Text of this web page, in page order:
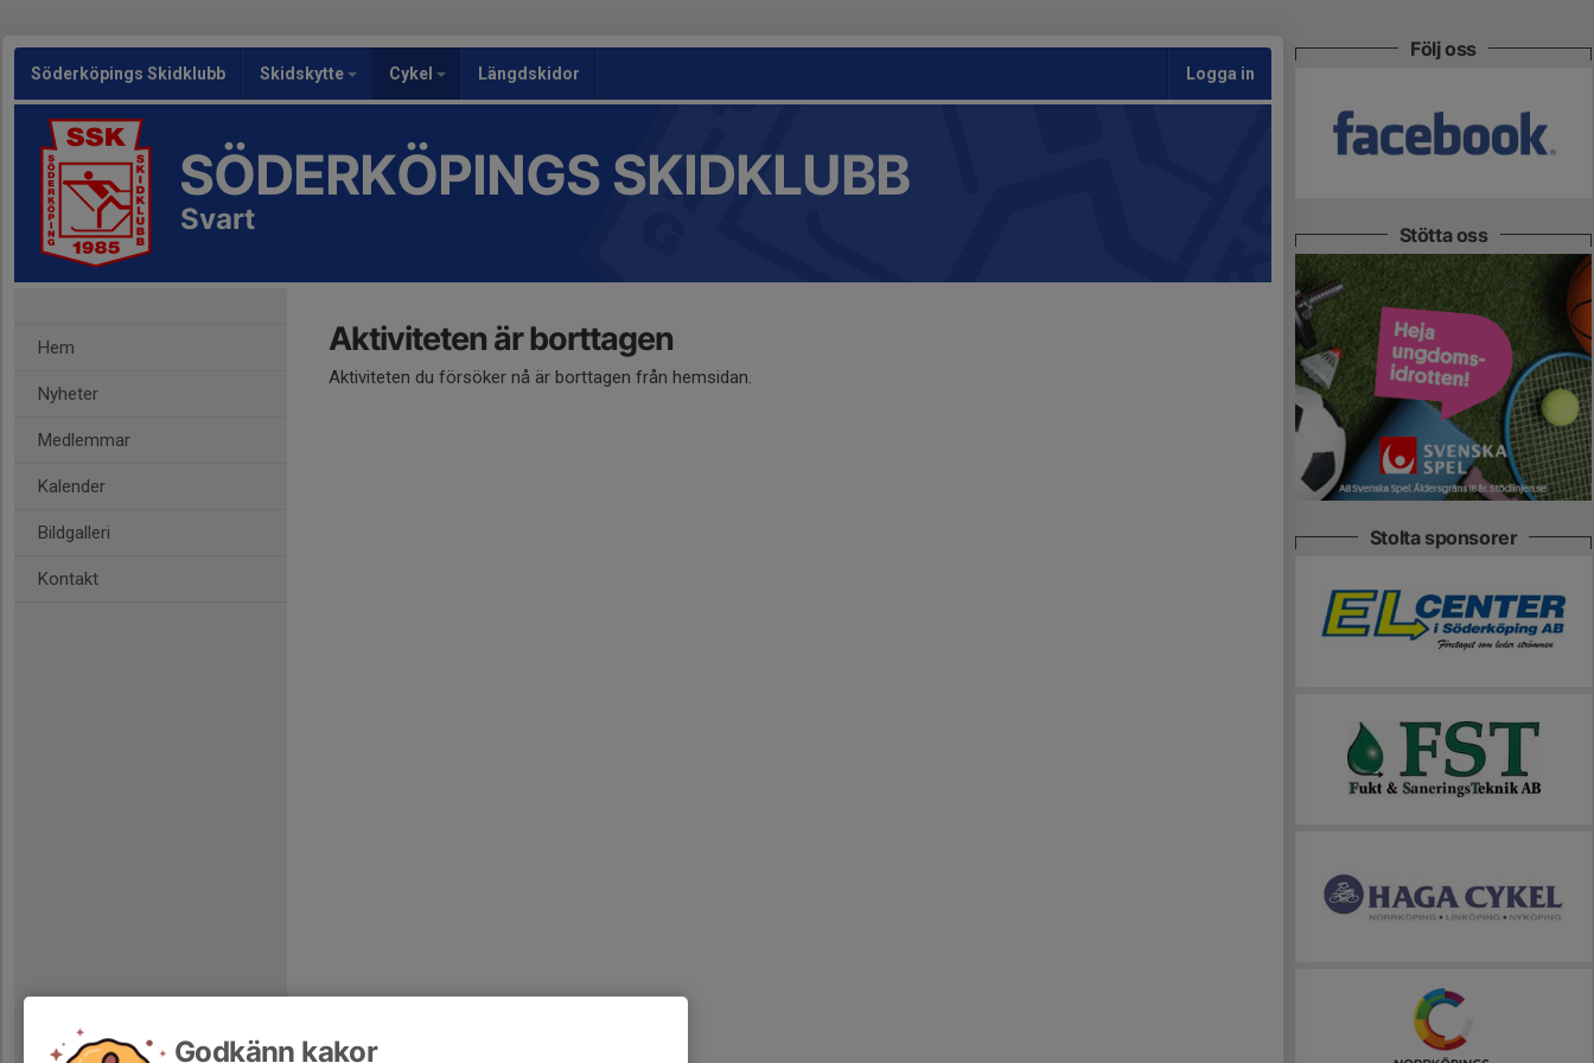
Söderköpings Skidklubb Skidskytte Cykel Längdskidor Logga in
SÖDERKÖPINGS SKIDKLUBB
Svart
Hem
Nyheter
Medlemmar
Kalender
Bildgalleri
Kontakt
Aktiviteten är borttagen
Aktiviteten du försöker nå är borttagen från hemsidan.
Följ oss
Stötta oss
Stolta sponsorer
Godkänn kakor